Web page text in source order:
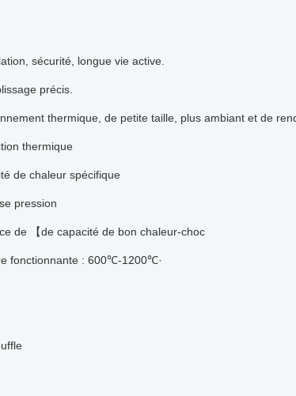
sécurité, longue vie active.
précis.
thermique, de petite taille, plus ambiant et de
thermique
de chaleur spécifique
pression
de 【de capacité de bon chaleur-choc
fonctionnante : 600℃-1200℃·